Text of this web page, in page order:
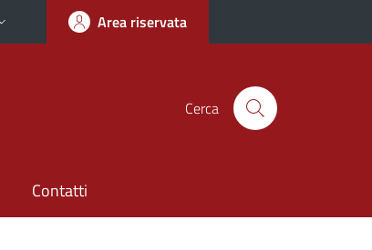
Area riservata
Cerca
Contatti